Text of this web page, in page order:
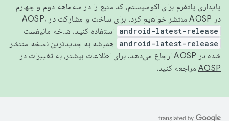
پایداری پلتفرم برای اکوسیستم، کد منبع را در سه‌ماهه دوم و چهارم
در AOSP منتشر خواهیم کرد. برای ساخت و مشارکت در AOSP،
android-latest-release استفاده کنید. شاخه مانیفست
android-latest-release
همیشه به جدیدترین نسخه منتشر
شده در AOSP ارجاع می‌دهد. برای اطلاعات بیشتر، به
تغییرات در
AOSP مراجعه کنید.